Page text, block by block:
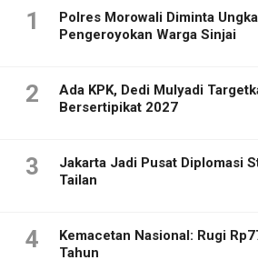
1
Polres Morowali Diminta
Pengeroyokan Warga Sinjai
2
Ada KPK, Dedi Mulyadi
Bersertipikat 2027
3
Jakarta Jadi Pusat Diplomasi
Tailan
4
Kemacetan Nasional: Rugi
Tahun